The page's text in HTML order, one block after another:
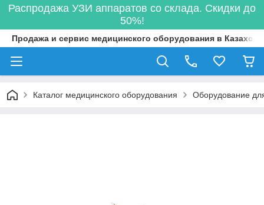
Распродажа УЗИ аппаратов со склада. Скидки до
50%!
Продажа и сервис медицинского оборудования в
Каталог медицинского оборудования Оборудование